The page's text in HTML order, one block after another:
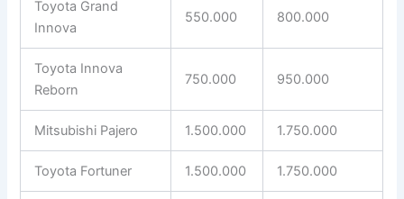
Toyota Grand
Innova
550.000 800.000
Toyota Innova
Reborn
750.000 950.000
Mitsubishi Pajero 1.500.000 1.750.000
Toyota Fortuner 1.500.000 1.750.000